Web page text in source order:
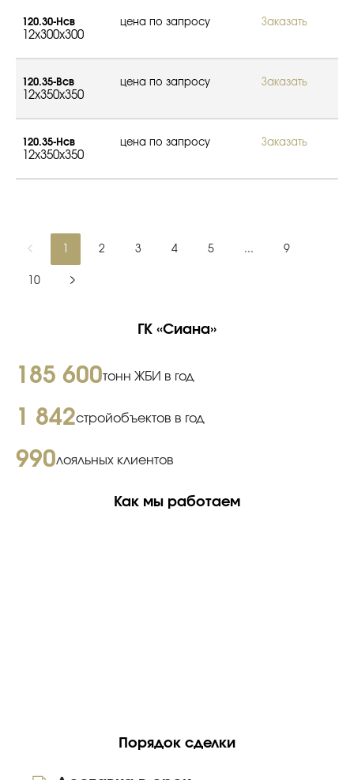
120.30-Нсв
12x300x300
цена по запросу Заказать
120.35-Всв
12x350x350
цена по запросу Заказать
120.35-Нсв
12x350x350
цена по запросу Заказать
2 3 4 5 ... 9
10
ГК «Сиана»
185 600тонн ЖБИ в год
1 842стройобъектов в год
990лояльных клиентов
Как мы работаем
Порядок сделки